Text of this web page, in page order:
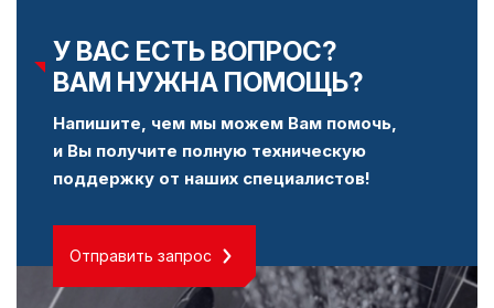
У ВАС ЕСТЬ ВОПРОС?
ВАМ НУЖНА ПОМОЩЬ?
Напишите, чем мы можем Вам помочь,
и Вы получите полную техническую
поддержку от наших специалистов!
Отправить запрос